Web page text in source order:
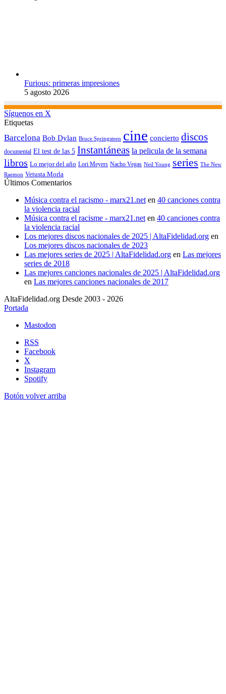
Furious: primeras impresiones
5 agosto 2026
Síguenos en X
Etiquetas
Barcelona Bob Dylan Bruce Springsteen cine concierto discos
documental El test de las 5 Instantáneas la pelicula de la semana
libros Lo mejor del año Lori Meyers Nacho Vegas Neil Young series The New
Raemon Vetusta Morla
Últimos Comentarios
Música contra el racismo - marx21.net en 40 canciones contra
la violencia racial
Música contra el racisme - marx21.net en 40 canciones contra
la violencia racial
Los mejores discos nacionales de 2025 | AltaFidelidad.org en
Los mejores discos nacionales de 2023
Las mejores series de 2025 | AltaFidelidad.org en Las mejores
series de 2018
Las mejores canciones nacionales de 2025 | AltaFidelidad.org
en Las mejores canciones nacionales de 2017
AltaFidelidad.org Desde 2003 - 2026
Portada
Mastodon
RSS
Facebook
X
Instagram
Spotify
Botón volver arriba